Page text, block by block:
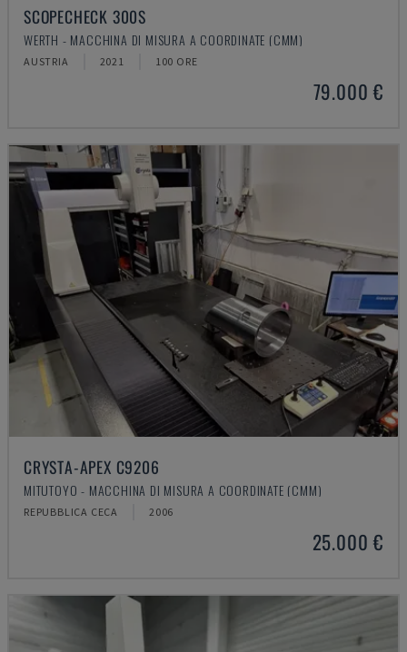
SCOPECHECK 300S
WERTH - MACCHINA DI MISURA A COORDINATE (CMM)
AUSTRIA 2021 100 ORE
79.000 €
CRYSTA-APEX C9206
MITUTOYO - MACCHINA DI MISURA A COORDINATE (CMM)
REPUBBLICA CECA 2006
25.000 €